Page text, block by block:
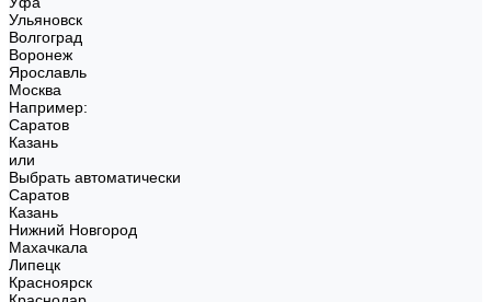
Ульяновск
Волгоград
Воронеж
Ярославль
Москва
Например:
Саратов
Казань
или
Выбрать автоматически
Саратов
Казань
Нижний Новгород
Махачкала
Липецк
Красноярск